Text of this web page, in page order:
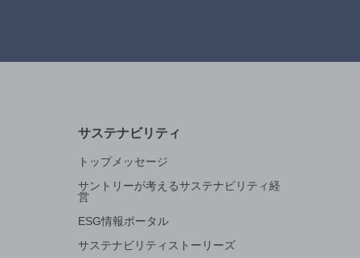
サステナビリティ
トップメッセージ
サントリーが考えるサステナビリティ経
営
ESG情報ポータル
サステナビリティストーリーズ